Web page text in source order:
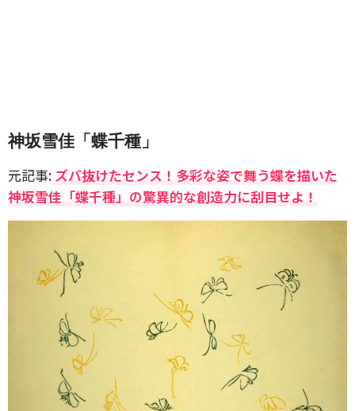
神坂雪佳「蝶千種」
元記事: ズバ抜けたセンス！多彩な姿で舞う蝶を描いた
神坂雪佳「蝶千種」の驚異的な創造力に刮目せよ！